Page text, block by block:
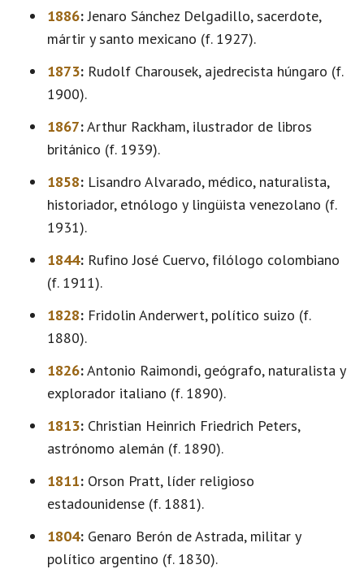
1886:Jenaro Sánchez Delgadillo, sacerdote,
mártir y santo mexicano (f. 1927).
1873: Rudolf Charousek, ajedrecista húngaro (f.
1900).
1867:Arthur Rackham, ilustrador de libros
británico (f. 1939).
1858: Lisandro Alvarado, médico, naturalista,
historiador, etnólogo y lingüista venezolano (f.
1931).
1844: Rufino José Cuervo, filólogo colombiano
(f. 1911).
1828: Fridolin Anderwert, político suizo (f.
1880).
1826:Antonio Raimondi, geógrafo, naturalista y
explorador italiano (f. 1890).
1813: Christian Heinrich Friedrich Peters,
astrónomo alemán (f. 1890).
1811: Orson Pratt, líder religioso
estadounidense (f. 1881).
1804: Genaro Berón de Astrada, militar y
político argentino (f. 1830).